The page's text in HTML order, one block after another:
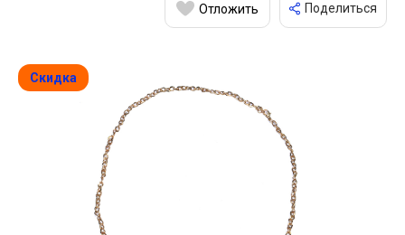
Отложить Поделиться
Скидка